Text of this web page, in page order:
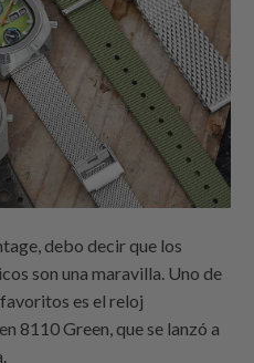
debo decir que los
son una maravilla. Uno de
es el reloj
8110 Green, que se lanzó a